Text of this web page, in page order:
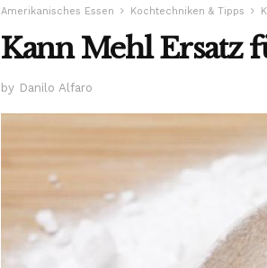
Amerikanisches Essen Kochtechniken & Tipps
Kann Mehl Ersatz
by Danilo Alfaro